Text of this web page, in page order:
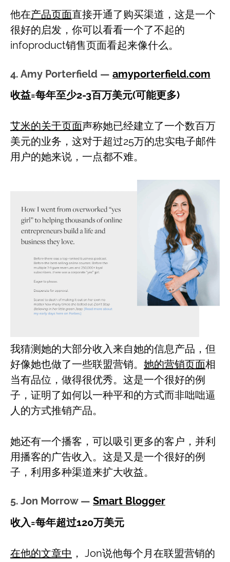
他在产品页面直接开通了购买渠道，这是一个
很好的启发，你可以看看一个了不起的
infoproduct销售页面看起来像什么。
4. Amy Porterfield — amyporterfield.com
收益=每年至少2-3百万美元(可能更多)
艾米的关于页面声称她已经建立了一个数百万
美元的业务，这对于超过25万的忠实电子邮件
用户的她来说，一点都不难。
我猜测她的大部分收入来自她的信息产品，但
好像她也做了一些联盟营销。 她的营销页面相
当有品位，做得很优秀。这是一个很好的例
子，证明了如何以一种平和的方式而非咄咄逼
人的方式推销产品。
她还有一个播客，可以吸引更多的客户，并利
用播客的广告收入。这是又是一个很好的例
子，利用多种渠道来扩大收益。
5. Jon Morrow — Smart Blogger
收入=每年超过120万美元
在他的文章中 ， Jon说他每个月在联盟营销的